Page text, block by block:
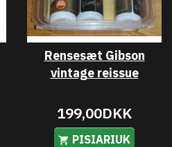
Rensesæt Gibson
vintage reissue
199,00DKK
PISIARIUK